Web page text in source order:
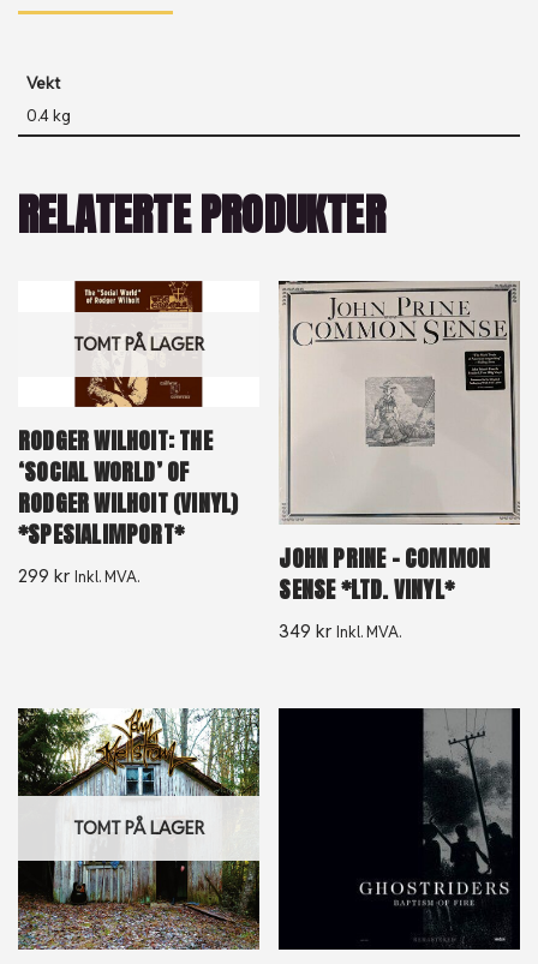
Vekt
0.4 kg
RELATERTE PRODUKTER
TOMT PÅ LAGER
RODGER WILHOIT: THE
‘SOCIAL WORLD’ OF
RODGER WILHOIT (VINYL)
*SPESIALIMPORT*
299 kr Inkl. MVA.
JOHN PRINE – COMMON
SENSE *LTD. VINYL*
349kr Inkl. MVA.
TOMT PÅ LAGER